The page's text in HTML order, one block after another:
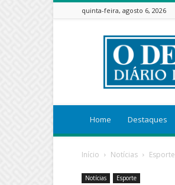
quinta-feira, agosto 6, 2026
ODEBATEON
Home Destaques
Início Notícias Esporte
Notícias Esporte